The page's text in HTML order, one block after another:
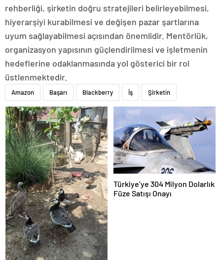
rehberliği, şirketin doğru stratejileri belirleyebilmesi,
hiyerarşiyi kurabilmesi ve değişen pazar şartlarına
uyum sağlayabilmesi açısından önemlidir. Mentörlük,
organizasyon yapısının güçlendirilmesi ve işletmenin
hedeflerine odaklanmasında yol gösterici bir rol
üstlenmektedir.
Amazon Başarı Blackberry İş Şirketin
Türkiye’ye 304 Milyon Dolarlık
Füze Satışı Onayı